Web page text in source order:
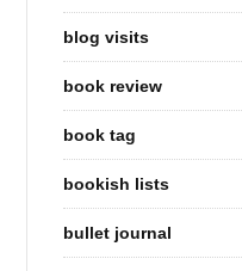
blog visits
book review
book tag
bookish lists
bullet journal